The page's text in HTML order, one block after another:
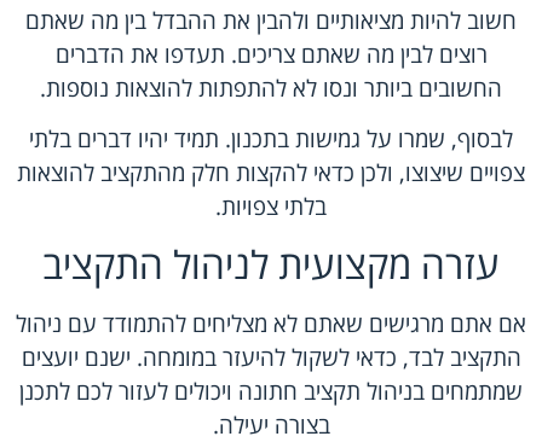
חשוב להיות מציאותיים ולהבין את ההבדל בין מה שאתם
רוצים לבין מה שאתם צריכים. תעדפו את הדברים
החשובים ביותר ונסו לא להתפתות להוצאות נוספות.
לבסוף, שמרו על גמישות בתכנון. תמיד יהיו דברים בלתי
צפויים שיצוצו, ולכן כדאי להקצות חלק מהתקציב להוצאות
בלתי צפויות.
עזרה מקצועית לניהול התקציב
אם אתם מרגישים שאתם לא מצליחים להתמודד עם ניהול
התקציב לבד, כדאי לשקול להיעזר במומחה. ישנם יועצים
שמתמחים בניהול תקציב חתונה ויכולים לעזור לכם לתכנן
בצורה יעילה.